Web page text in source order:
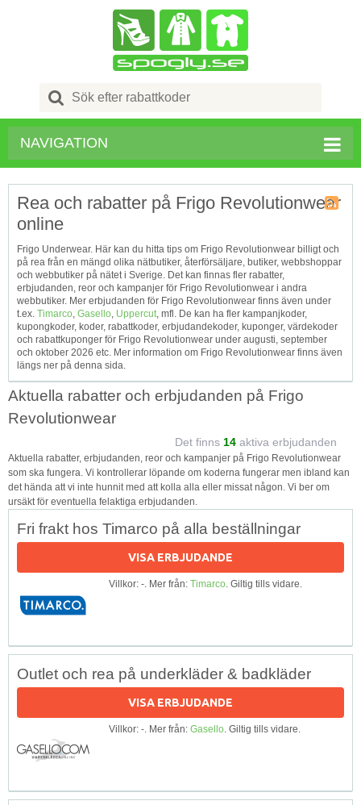
Search
for:
NAVIGATION
RSS
Rea och rabatter på Frigo Revolutionwear
online
Frigo Underwear. Här kan du hitta tips om Frigo Revolutionwear billigt och
på rea från en mängd olika nätbutiker, återförsäljare, butiker, webbshoppar
och webbutiker på nätet i Sverige. Det kan finnas fler rabatter,
erbjudanden, reor och kampanjer för Frigo Revolutionwear i andra
webbutiker. Mer erbjudanden för Frigo Revolutionwear finns även under
t.ex. Timarco, Gasello, Uppercut, mfl. De kan ha fler kampanjkoder,
kupongkoder, koder, rabattkoder, erbjudandekoder, kuponger, värdekoder
och rabattkuponger för Frigo Revolutionwear under augusti, september
och oktober 2026 etc. Mer information om Frigo Revolutionwear finns även
längs ner på denna sida.
Aktuella rabatter och erbjudanden på Frigo
Revolutionwear
Det finns 14 aktiva erbjudanden
Aktuella rabatter, erbjudanden, reor och kampanjer på Frigo Revolutionwear
som ska fungera. Vi kontrollerar löpande om koderna fungerar men ibland kan
det hända att vi inte hunnit med att kolla alla eller missat någon. Vi ber om
ursäkt för eventuella felaktiga erbjudanden.
Fri frakt hos Timarco på alla beställningar
VISA ERBJUDANDE
Villkor: -. Mer från: Timarco. Giltig tills vidare.
Outlet och rea på underkläder & badkläder
VISA ERBJUDANDE
Villkor: -. Mer från: Gasello. Giltig tills vidare.